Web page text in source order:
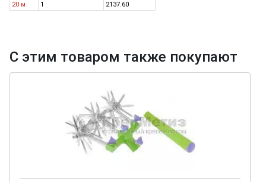
20 м
1 2137.60
С этим товаром также покупают